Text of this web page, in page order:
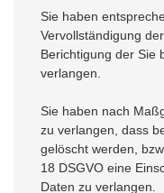
Sie haben
Vervollständigung
Berichtigung der Sie
verlangen.
Sie haben nach
zu verlangen, dass
gelöscht werden,
18 DSGVO eine
Daten zu verlangen.